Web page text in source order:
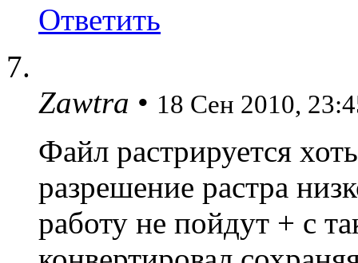
Ответить
Zawtra • 18 Сен 2010,
Файл растрируется
разрешение растра
работу не пойдут + с